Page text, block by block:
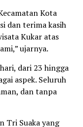
Kota
dan terima kasih
Kukar atas
ujarnya.
dari 23 hingga
aspek. Seluruh
dan tanpa
Tri Suaka yang